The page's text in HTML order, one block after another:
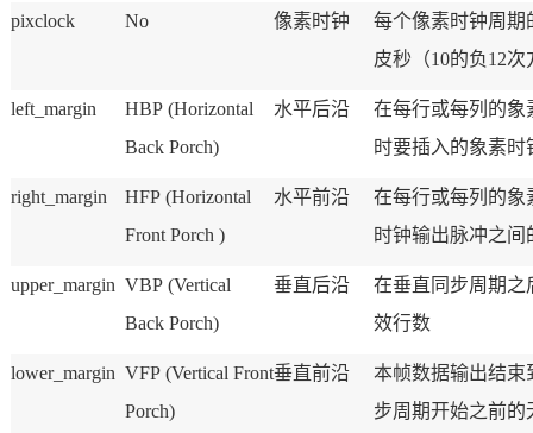
pixclock No 像素时钟
每个像素时钟周期
皮秒（10的负12次
left_margin
HBP (Horizontal
Back Porch)
水平后沿
在每行或每列的象
时要插入的象素时
right_margin
HFP (Horizontal
Front Porch )
水平前沿
在每行或每列的象
时钟输出脉冲之间
upper_margin VBP (Vertical
Back Porch)
垂直后沿
在垂直同步周期之
效行数
lower_margin VFP (Vertical Front
Porch)
垂直前沿
本帧数据输出结束
步周期开始之前的